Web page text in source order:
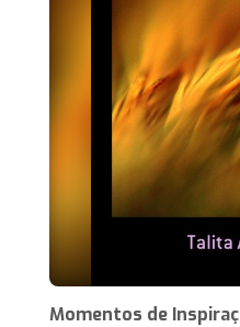
Momentos de